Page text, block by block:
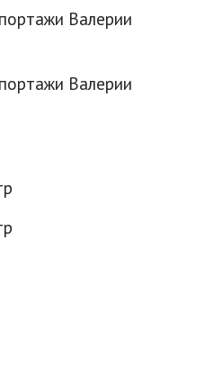
Валерии
Валерии